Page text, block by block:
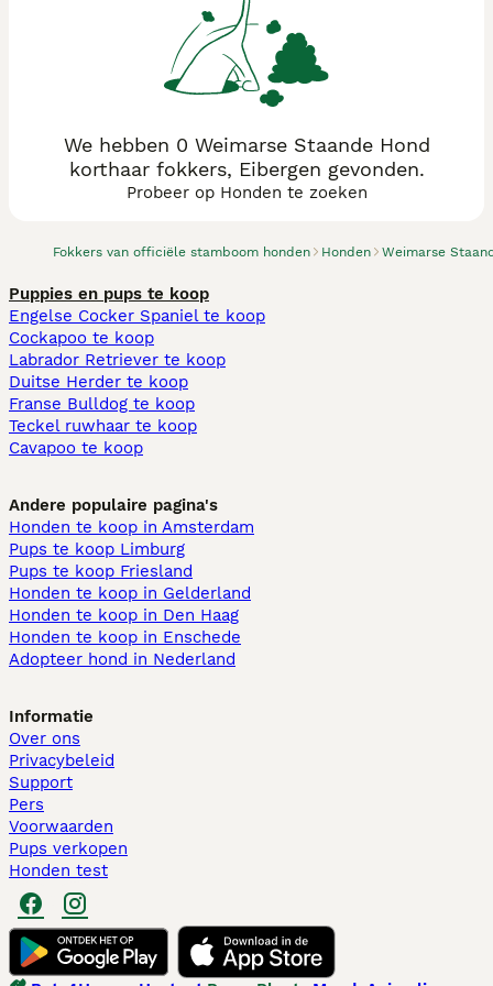
Fokkers van officiële stamboom honden Honden Weimarse
We hebben 0 Weimarse Staande Hond
korthaar fokkers, Eibergen gevonden.
Probeer op Honden te zoeken
Puppies en pups te koop
Engelse Cocker Spaniel te koop
Cockapoo te koop
Labrador Retriever te koop
Duitse Herder te koop
Franse Bulldog te koop
Teckel ruwhaar te koop
Cavapoo te koop
Andere populaire pagina's
Honden te koop in Amsterdam
Pups te koop Limburg​
Pups te koop Friesland​
Honden te koop in Gelderland
Honden te koop in Den Haag
Honden te koop in Enschede
Adopteer hond in Nederland
Informatie
Over ons
Privacybeleid
Support
Pers
Voorwaarden
Pups verkopen
Honden test